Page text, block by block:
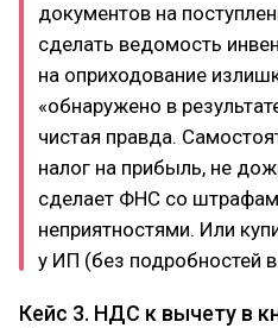
документов на
сделать ведомость
на оприходование
«обнаружено в
чистая правда.
налог на прибыль, не
сделает ФНС со
неприятностями. Или
у ИП (без подробностей
Кейс 3. НДС к вычету в